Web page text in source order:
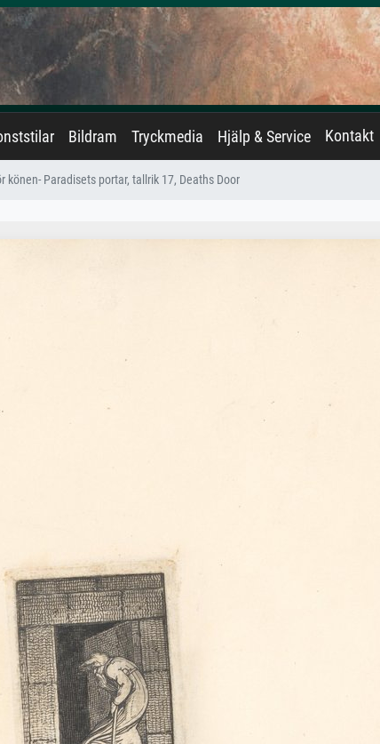
Bildram Tryckmedia Hjälp & Service Kontakt
könen- Paradisets portar, tallrik 17, Deaths Door